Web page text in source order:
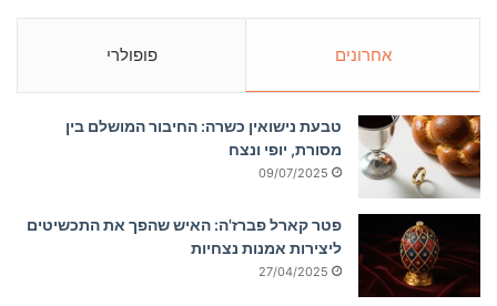
אחרונים פופולרי
טבעת נישואין כשרה: החיבור המושלם בין
מסורת, יופי ונצח
09/07/2025
פטר קארל פברז'ה: האיש שהפך את התכשיטים
ליצירות אמנות נצחיות
27/04/2025